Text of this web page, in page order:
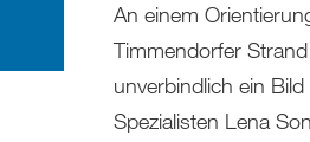
An einem
Timmendorfer
unverbindlich ein
Spezialisten Lena